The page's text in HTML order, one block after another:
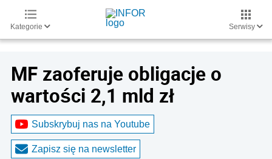
Kategorie Serwisy
MF zaoferuje obligacje o
wartości 2,1 mld zł
Subskrybuj nas na Youtube
Zapisz się na newsletter